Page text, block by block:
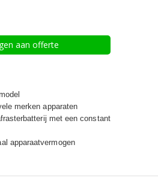
aan offerte
merken apparaten
met een constant
apparaatvermogen